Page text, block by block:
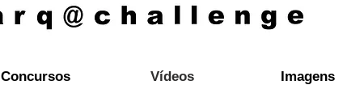
Concursos Vídeos Imagens